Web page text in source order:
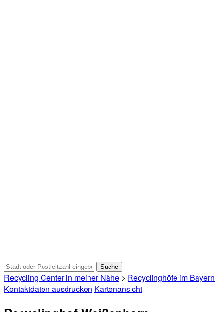
Recycling Center in meiner Nähe > Recyclinghöfe im Bayern
Kontaktdaten ausdrucken Kartenansicht